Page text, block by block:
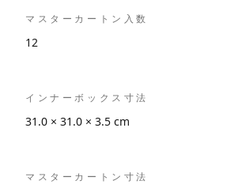
マスターカートン入数
12
インナーボックス寸法
31.0 × 31.0 × 3.5 cm
マスターカートン寸法